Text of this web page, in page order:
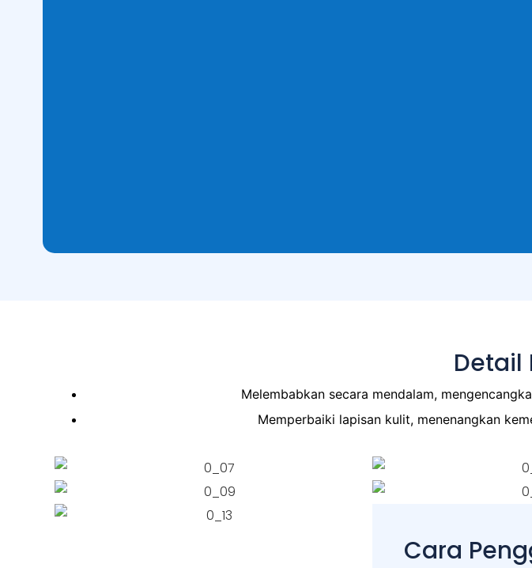
Detail
Melembabkan secara mendalam,
Memperbaiki lapisan kulit, menenangkan
Cara